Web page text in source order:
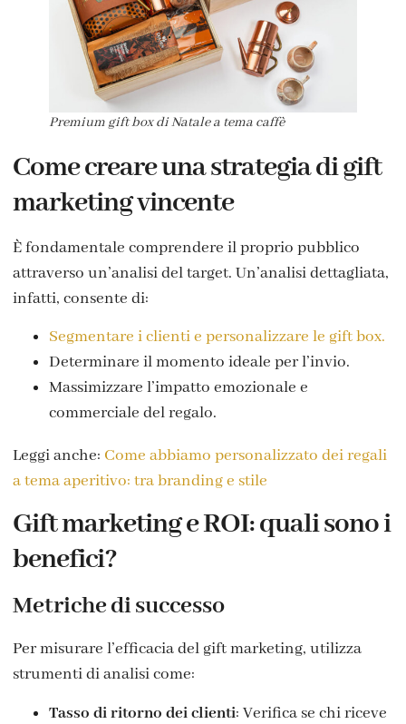
Premium gift box di Natale a tema caffè
Come creare una strategia di gift
marketing vincente
È fondamentale comprendere il proprio pubblico
attraverso un’analisi del target. Un’analisi dettagliata,
infatti, consente di:
Segmentare i clienti e personalizzare le gift box.
Determinare il momento ideale per l’invio.
Massimizzare l’impatto emozionale e
commerciale del regalo.
Leggi anche: Come abbiamo personalizzato dei regali
a tema aperitivo: tra branding e stile
Gift marketing e ROI: quali sono i
benefici?
Metriche di successo
Per misurare l’efficacia del gift marketing, utilizza
strumenti di analisi come:
Tasso di ritorno dei clienti: Verifica se chi riceve